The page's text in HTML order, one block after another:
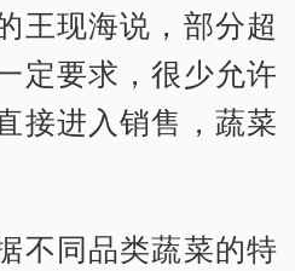
王现海说，部分超
定要求，很少允许
接进入销售，蔬菜
同品类蔬菜的特